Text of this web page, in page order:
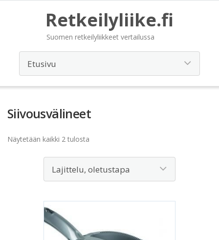
Retkeilyliike.fi
Suomen retkeilyliikkeet vertailussa
Siivousvälineet
Näytetään kaikki 2 tulosta